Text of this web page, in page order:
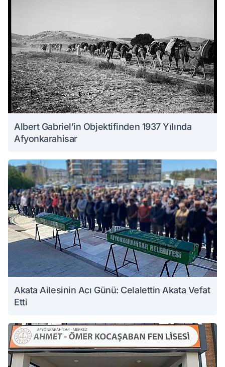
Albert Gabriel’in Objektifinden 1937 Yılında
Afyonkarahisar
Akata Ailesinin Acı Günü: Celalettin Akata Vefat
Etti